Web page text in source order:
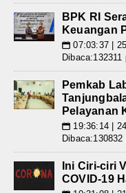
BPK RI
Keuangan
📅 07:03:37 |
Dibaca:132311
Pemkab
Pelayanan
📅 19:36:14 |
Ini Ciri-ciri
COVID-19